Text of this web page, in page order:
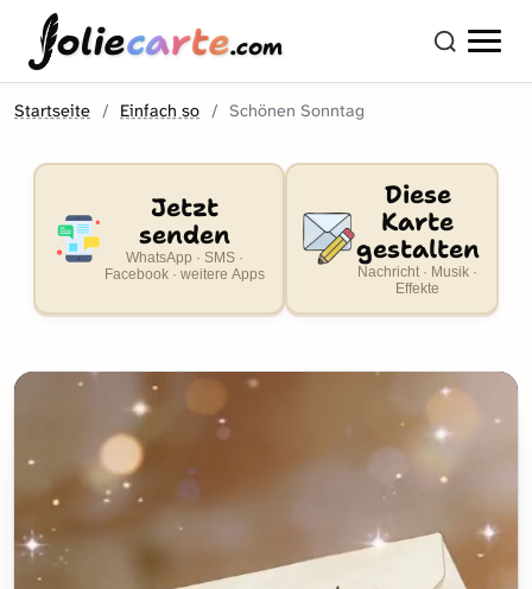
oliecarte.com
Startseite Einfach so Schönen Sonntag
Jetzt
senden
WhatsApp · SMS ·
Facebook · weitere Apps
Diese
Karte
gestalten
Nachricht · Musik ·
Effekte